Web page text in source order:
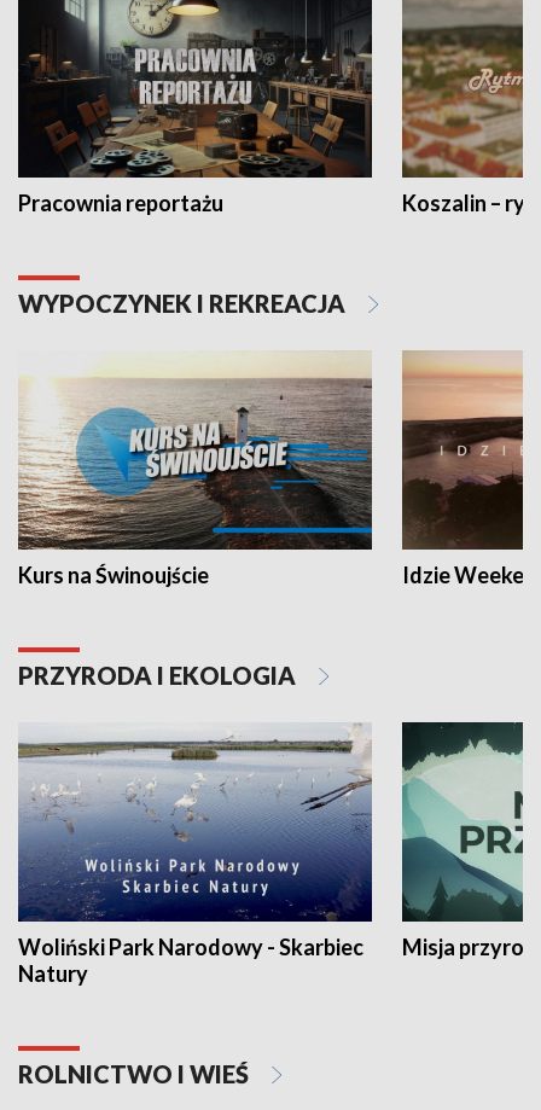
Pracownia reportażu Koszalin –
WYPOCZYNEK I REKREACJA
Kurs na Świnoujście Idzie
PRZYRODA I EKOLOGIA
Woliński Park Narodowy - Skarbiec
Natury
Misja
ROLNICTWO I WIEŚ